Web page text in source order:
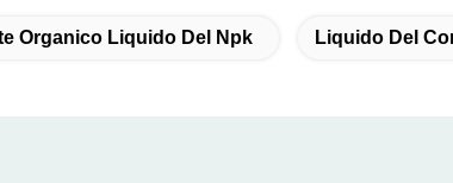
Organico Liquido Del Npk Liquido Del